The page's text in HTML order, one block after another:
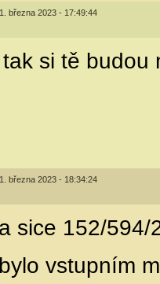
března 2023 - 17:49:44
tak si tě
března 2023 - 18:34:24
sice 152/594/
vstupním